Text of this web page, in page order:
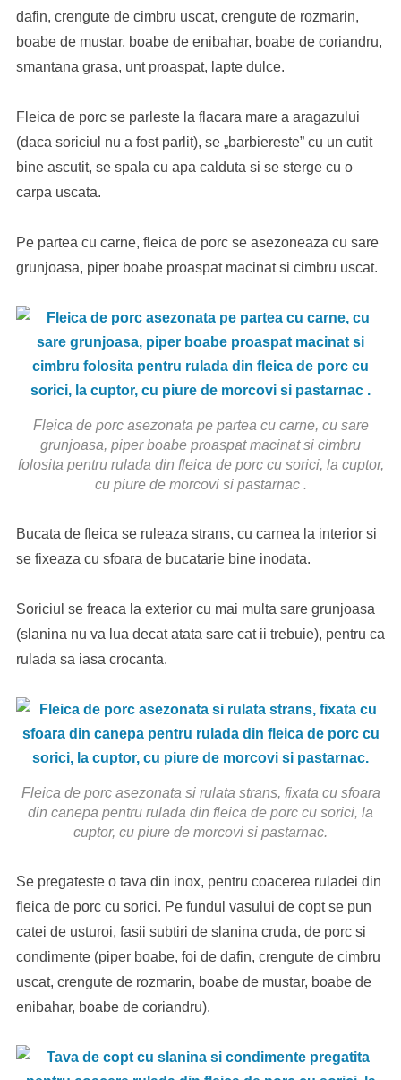
dafin, crengute de cimbru uscat, crengute de rozmarin,
boabe de mustar, boabe de enibahar, boabe de coriandru,
smantana grasa, unt proaspat, lapte dulce.
Fleica de porc se parleste la flacara mare a aragazului
(daca soriciul nu a fost parlit), se „barbiereste” cu un cutit
bine ascutit, se spala cu apa calduta si se sterge cu o
carpa uscata.
Pe partea cu carne, fleica de porc se asezoneaza cu sare
grunjoasa, piper boabe proaspat macinat si cimbru uscat.
Fleica de porc asezonata pe partea cu carne, cu sare
grunjoasa, piper boabe proaspat macinat si cimbru
folosita pentru rulada din fleica de porc cu sorici, la cuptor,
cu piure de morcovi si pastarnac .
Bucata de fleica se ruleaza strans, cu carnea la interior si
se fixeaza cu sfoara de bucatarie bine inodata.
Soriciul se freaca la exterior cu mai multa sare grunjoasa
(slanina nu va lua decat atata sare cat ii trebuie), pentru ca
rulada sa iasa crocanta.
Fleica de porc asezonata si rulata strans, fixata cu sfoara
din canepa pentru rulada din fleica de porc cu sorici, la
cuptor, cu piure de morcovi si pastarnac.
Se pregateste o tava din inox, pentru coacerea ruladei din
fleica de porc cu sorici. Pe fundul vasului de copt se pun
catei de usturoi, fasii subtiri de slanina cruda, de porc si
condimente (piper boabe, foi de dafin, crengute de cimbru
uscat, crengute de rozmarin, boabe de mustar, boabe de
enibahar, boabe de coriandru).